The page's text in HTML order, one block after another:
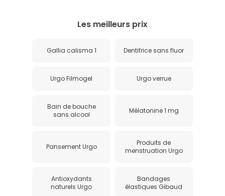
Les meilleurs prix
Gallia calisma 1 Dentifrice sans fluor
Urgo Filmogel Urgo verrue
Bain de bouche
sans alcool
Mélatonine 1 mg
Pansement Urgo
Produits de
menstruation Urgo
Antioxydants
naturels Urgo
Bandages
élastiques Gibaud